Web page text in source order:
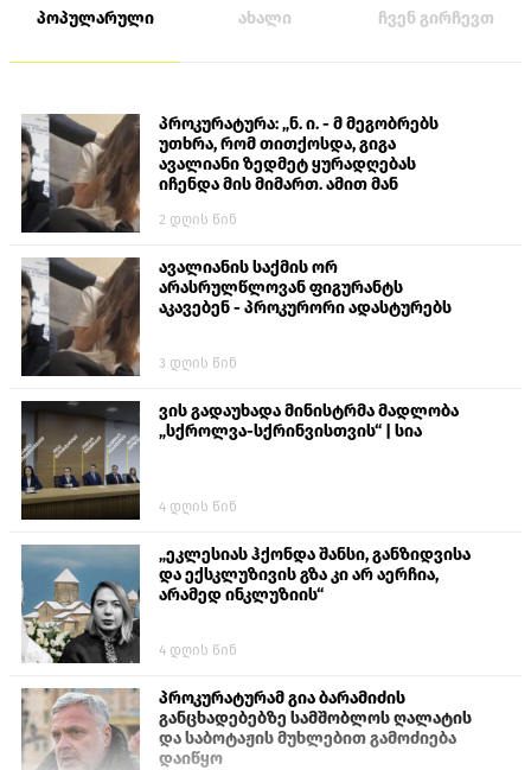
პოპულარული ახალი ჩვენ გირჩევთ
პროკურატურა: „ნ. ი. - მ მეგობრებს
უთხრა, რომ თითქოსდა, გიგა
ავალიანი ზედმეტ ყურადღებას
იჩენდა მის მიმართ. ამით მან
თავს დასხმოდა გიგა ავალიანს“
2 დღის წინ
ავალიანის საქმის ორ
არასრულწლოვან ფიგურანტს
აკავებენ - პროკურორი ადასტურებს
3 დღის წინ
ვის გადაუხადა მინისტრმა მადლობა
„სქროლვა-სქრინვისთვის“ | სია
4 დღის წინ
„ეკლესიას ჰქონდა შანსი, განზიდვისა
და ექსკლუზივის გზა კი არ აერჩია,
არამედ ინკლუზიის“
4 დღის წინ
პროკურატურამ გია ბარამიძის
განცხადებებზე სამშობლოს ღალატის
და საბოტაჟის მუხლებით გამოძიება
დაიწყო